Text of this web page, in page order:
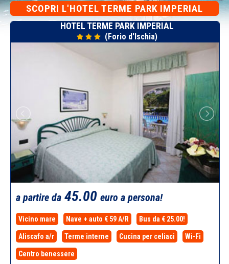
SCOPRI L'HOTEL TERME PARK IMPERIAL
HOTEL TERME PARK IMPERIAL
(Forio d'Ischia)
a partire da 45.00 euro a persona!
Vicino mare Nave + auto € 59 A/R Bus da € 25.00!
Aliscafo a/r Terme interne Cucina per celiaci Wi-Fi
Centro benessere